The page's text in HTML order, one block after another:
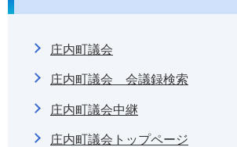
庄内町議会
庄内町議会 会議録検索
庄内町議会中継
庄内町議会トップページ